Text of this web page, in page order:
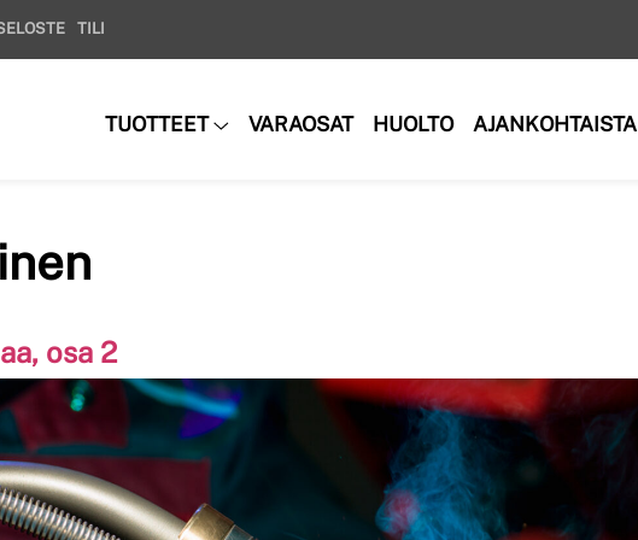
TILI
TUOTTEET VARAOSAT HUOLTO AJANKOHTAISTA
osa 2